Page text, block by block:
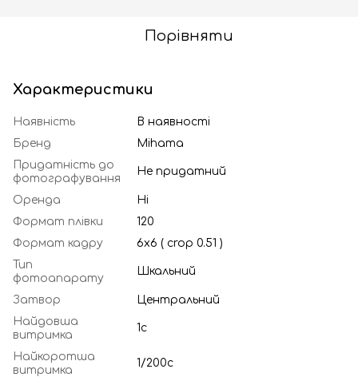
Порівняти
Характеристики
Наявність
В наявності
Бренд
Mihama
Придатність до
фотографування
Не придатний
Оренда
Ні
Формат плівки
120
Формат кадру
6x6 ( crop 0.51 )
Тип
фотоапарату
Шкальний
Затвор
Центральний
Найдовша
витримка
1с
Найкоротша
витримка
1/200с